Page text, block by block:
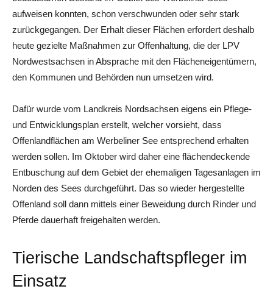
aufweisen konnten, schon verschwunden oder sehr stark
zurückgegangen. Der Erhalt dieser Flächen erfordert deshalb
heute gezielte Maßnahmen zur Offenhaltung, die der LPV
Nordwestsachsen in Absprache mit den Flächeneigentümern,
den Kommunen und Behörden nun umsetzen wird.
Dafür wurde vom Landkreis Nordsachsen eigens ein Pflege-
und Entwicklungsplan erstellt, welcher vorsieht, dass
Offenlandflächen am Werbeliner See entsprechend erhalten
werden sollen. Im Oktober wird daher eine flächendeckende
Entbuschung auf dem Gebiet der ehemaligen Tagesanlagen im
Norden des Sees durchgeführt. Das so wieder hergestellte
Offenland soll dann mittels einer Beweidung durch Rinder und
Pferde dauerhaft freigehalten werden.
Tierische Landschaftspfleger im
Einsatz